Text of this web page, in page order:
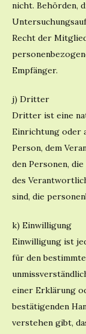
nicht. Behörden,
Recht der
Empfänger.
j) Dritter
Dritter ist eine
Einrichtung oder
Person, dem
den Personen,
des
sind, die
k) Einwilligung
Einwilligung ist
für den
einer Erklärung
bestätigenden
verstehen gibt,